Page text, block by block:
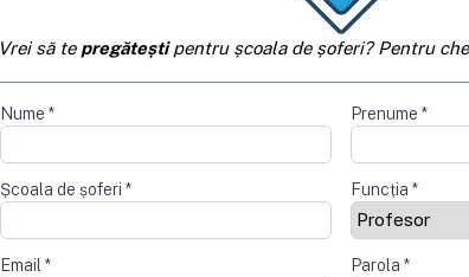
Vrei să te pregăteștipentru școala de șoferi? Pentru
Nume * Prenume *
Școala de șoferi * Funcția *
Email * Parola *